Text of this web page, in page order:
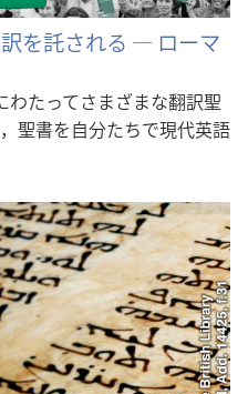
を託される ― ローマ
たってさまざまな翻訳聖
聖書を自分たちで現代英語